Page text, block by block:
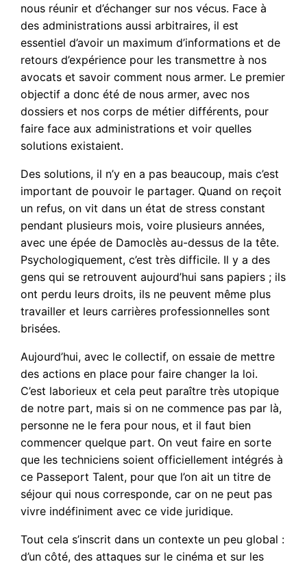
nous réunir et d’échanger sur nos vécus. Face à
des administrations aussi arbitraires, il est
essentiel d’avoir un maximum d’informations et de
retours d’expérience pour les transmettre à nos
avocats et savoir comment nous armer. Le premier
objectif a donc été de nous armer, avec nos
dossiers et nos corps de métier différents, pour
faire face aux administrations et voir quelles
solutions existaient.
Des solutions, il n’y en a pas beaucoup, mais c’est
important de pouvoir le partager. Quand on reçoit
un refus, on vit dans un état de stress constant
pendant plusieurs mois, voire plusieurs années,
avec une épée de Damoclès au-dessus de la tête.
Psychologiquement, c’est très difficile. Il y a des
gens qui se retrouvent aujourd’hui sans papiers ; ils
ont perdu leurs droits, ils ne peuvent même plus
travailler et leurs carrières professionnelles sont
brisées.
Aujourd’hui, avec le collectif, on essaie de mettre
des actions en place pour faire changer la loi.
C’est laborieux et cela peut paraître très utopique
de notre part, mais si on ne commence pas par là,
personne ne le fera pour nous, et il faut bien
commencer quelque part. On veut faire en sorte
que les techniciens soient officiellement intégrés à
ce Passeport Talent, pour que l’on ait un titre de
séjour qui nous corresponde, car on ne peut pas
vivre indéfiniment avec ce vide juridique.
Tout cela s’inscrit dans un contexte un peu global :
d’un côté, des attaques sur le cinéma et sur les